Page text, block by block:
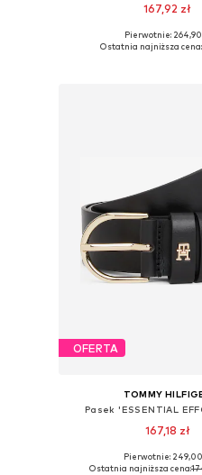
167,92 zł
+1
Dostępne w różnych
Pierwotnie: 264,90
Ostatnia najniższa cena:
OFERTA
TOMMY
Pasek 'ESSENTIAL
167,18 zł
Dostępne rozmiary: 75,
Pierwotnie: 249,00
Ostatnia najniższa cena: